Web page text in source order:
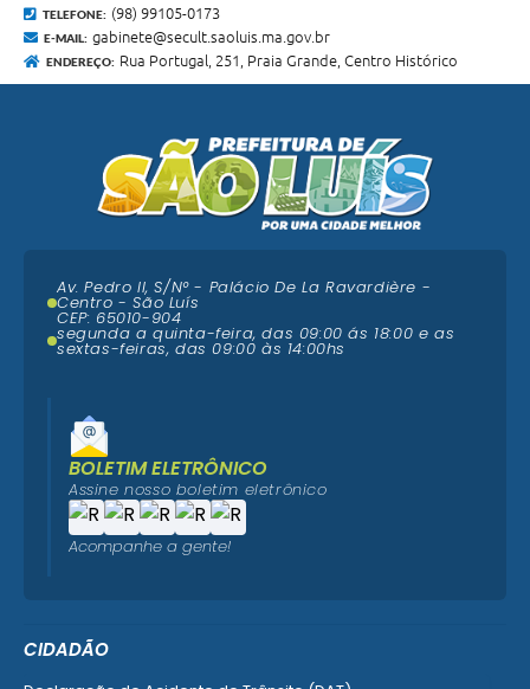
TELEFONE: (98) 99105-0173
E-MAIL: gabinete@secult.saoluis.ma.gov.br
ENDEREÇO: Rua Portugal, 251, Praia Grande, Centro Histórico
CIDADÃO
Av. Pedro II, S/N° - Palácio De La Ravardière -
Centro - São Luís
CEP: 65010-904
segunda a quinta-feira, das 09:00 ás 18:00 e as
sextas-feiras, das 09:00 às 14:00hs
BOLETIM ELETRÔNICO
Assine nosso boletim eletrônico
Acompanhe a gente!